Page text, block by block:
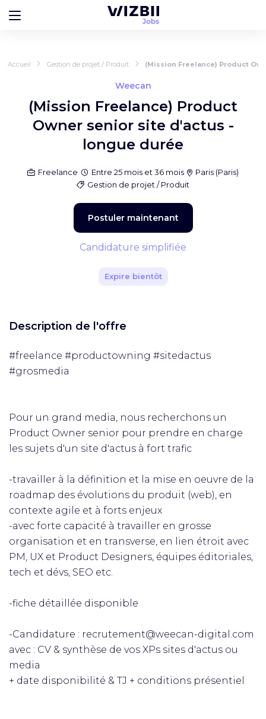
Accueil Gestion de projet / Produit (Mission Freelance) Product
Weecan
(Mission Freelance) Product
Owner senior site d'actus -
longue durée
Freelance Entre 25 mois et 36 mois Paris (Paris)
Gestion de projet / Produit
Postuler maintenant
Candidature simplifiée
Expire bientôt
Description de l'offre
#freelance #productowning #sitedactus
#grosmedia
Pour un grand media, nous recherchons un
Product Owner senior pour prendre en charge
les sujets d'un site d'actus à fort trafic
-travailler à la définition et la mise en oeuvre de la
roadmap des évolutions du produit (web), en
contexte agile et à forts enjeux
-avec forte capacité à travailler en grosse
organisation et en transverse, en lien étroit avec
PM, UX et Product Designers, équipes éditoriales,
tech et dévs, SEO etc.
-fiche détaillée disponible
-Candidature : recrutement@weecan-digital.com
avec : CV & synthèse de vos XPs sites d'actus ou
media
+ date disponibilité & TJ + conditions présentiel